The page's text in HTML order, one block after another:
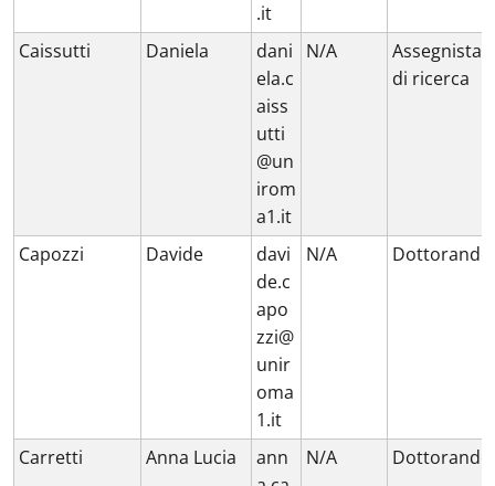
.it
Caissutti Daniela
dani
ela.c
aiss
utti
@un
irom
a1.it
N/A
Assegnista
di ricerca
Capozzi Davide
davi
de.c
apo
zzi@
unir
oma
1.it
N/A Dottorando
Carretti Anna Lucia
ann
N/A Dottorando